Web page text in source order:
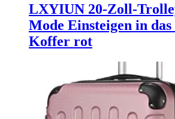
LXYIUN 20-Zoll-
Mode Einsteigen in das
Koffer rot